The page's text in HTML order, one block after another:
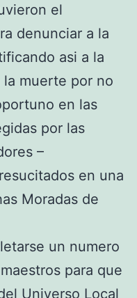
el
denunciar a la
asi a la
la muerte por no
en las
por las
–
en una
Moradas de
un numero
para que
Universo Local